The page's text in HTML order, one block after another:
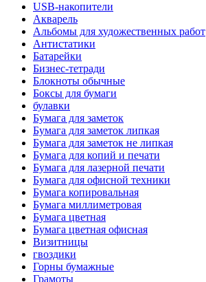
USB-накопители
Акварель
Альбомы для художественных работ
Антистатики
Батарейки
Бизнес-тетради
Блокноты обычные
Боксы для бумаги
булавки
Бумага для заметок
Бумага для заметок липкая
Бумага для заметок не липкая
Бумага для копий и печати
Бумага для лазерной печати
Бумага для офисной техники
Бумага копировальная
Бумага миллиметровая
Бумага цветная
Бумага цветная офисная
Визитницы
гвоздики
Горны бумажные
Грамоты